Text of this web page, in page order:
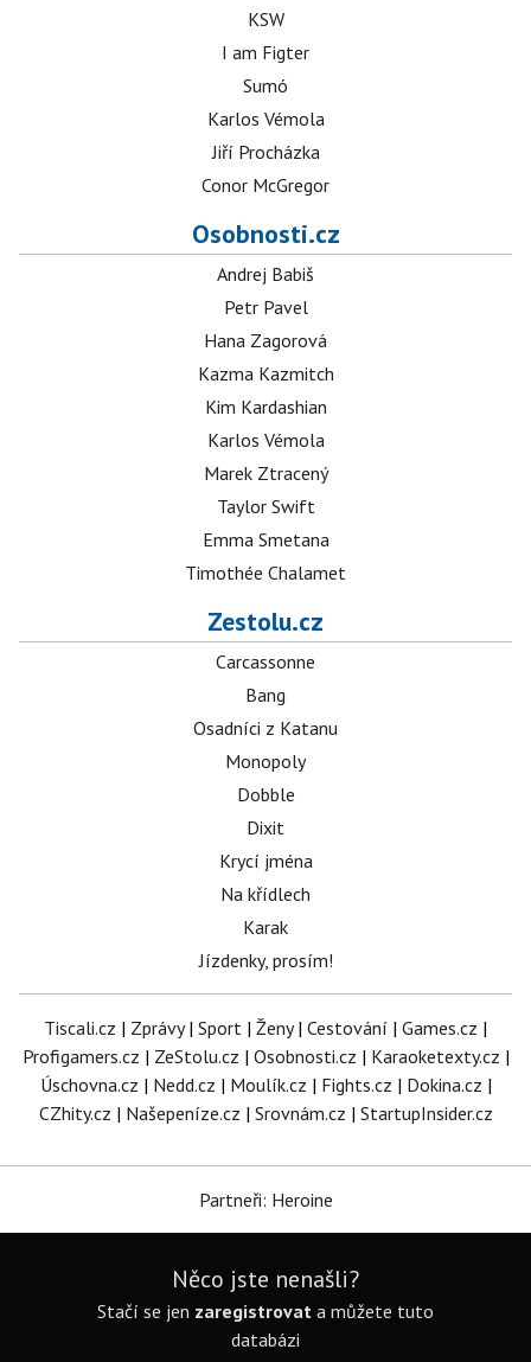
KSW
I am Figter
Sumó
Karlos Vémola
Jiří Procházka
Conor McGregor
Osobnosti.cz
Andrej Babiš
Petr Pavel
Hana Zagorová
Kazma Kazmitch
Kim Kardashian
Karlos Vémola
Marek Ztracený
Taylor Swift
Emma Smetana
Timothée Chalamet
Zestolu.cz
Carcassonne
Bang
Osadníci z Katanu
Monopoly
Dobble
Dixit
Krycí jména
Na křídlech
Karak
Jízdenky, prosím!
Tiscali.cz | Zprávy| Sport | Ženy| Cestování | Games.cz |
Profigamers.cz | ZeStolu.cz | Osobnosti.cz | Karaoketexty.cz |
Úschovna.cz | Nedd.cz | Moulík.cz | Fights.cz | Dokina.cz |
CZhity.cz | Našepeníze.cz | Srovnám.cz | StartupInsider.cz
Partneři: Heroine
Něco jste nenašli?
Stačí se jen zaregistrovat a můžete tuto
databázi